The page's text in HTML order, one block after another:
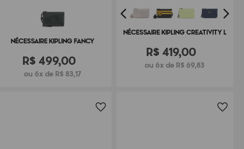
NÉCESSAIRE KIPLING FANCY
R$499,00
ou 6x de R$ 83,17
NÉCESSAIRE KIPLING CREATIVITY L
R$419,00
ou 6x de R$ 69,83